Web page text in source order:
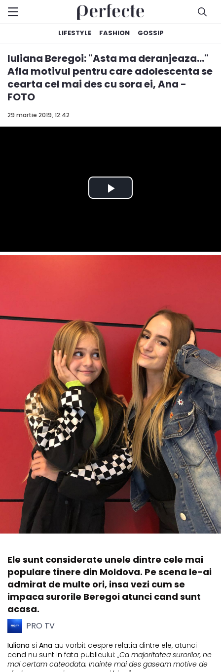
LIFESTYLE FASHION GOSSIP
29 martie 2019, 12:42
Iuliana Beregoi: "Asta ma deranjeaza..."
Afla motivul pentru care adolescenta se
cearta cel mai des cu sora ei, Ana -
FOTO
Ele sunt considerate unele dintre cele mai
populare tinere din Moldova. Pe scena le-ai
admirat de multe ori, insa vezi cum se
impaca surorile Beregoi atunci cand sunt
acasa.
PRO TV
Iuliana si Ana au vorbit despre relatia dintre ele, atunci
cand nu sunt in fata publicului: „Ca majoritatea surorilor, ne
mai certam cateodata. Inainte mai des gaseam motive de